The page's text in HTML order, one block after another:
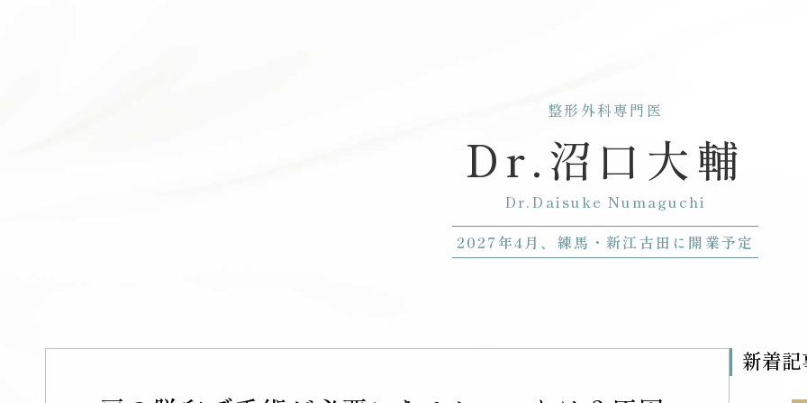
整形外科専門医
Dr.沼口大輔
Dr.Daisuke Numaguchi
2027年4月、練馬・新江古田に開業予定
新着